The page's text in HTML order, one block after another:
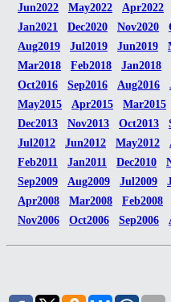
Jun2022
May2022 Apr2022
Jan2021
Dec2020 Nov2020
Aug2019
Jul2019 Jun2019
Mar2018
Feb2018 Jan2018
Oct2016
Sep2016 Aug2016
May2015
Apr2015 Mar2015
Dec2013
Nov2013 Oct2013
Jul2012
Jun2012 May2012
Feb2011
Jan2011 Dec2010
Sep2009
Aug2009 Jul2009
Apr2008
Mar2008 Feb2008
Nov2006
Oct2006 Sep2006